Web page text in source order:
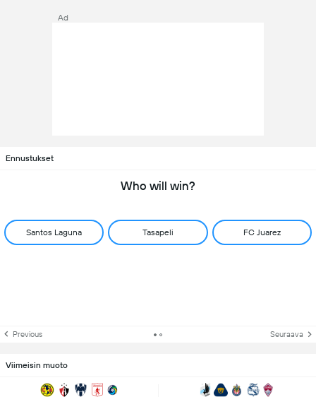
Ad
Ennustukset
Who will win?
Santos Laguna Tasapeli FC Juarez
Previous Seuraava
Viimeisin muoto